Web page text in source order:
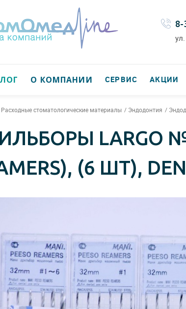
8-
О КОМПАНИИ СЕРВИС АКЦИИ
Расходные стоматологические материалы Эндодонтия
LARGO
(6 ШТ),